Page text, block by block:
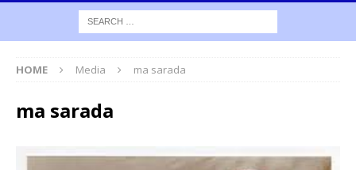
HOME Media ma sarada
ma sarada